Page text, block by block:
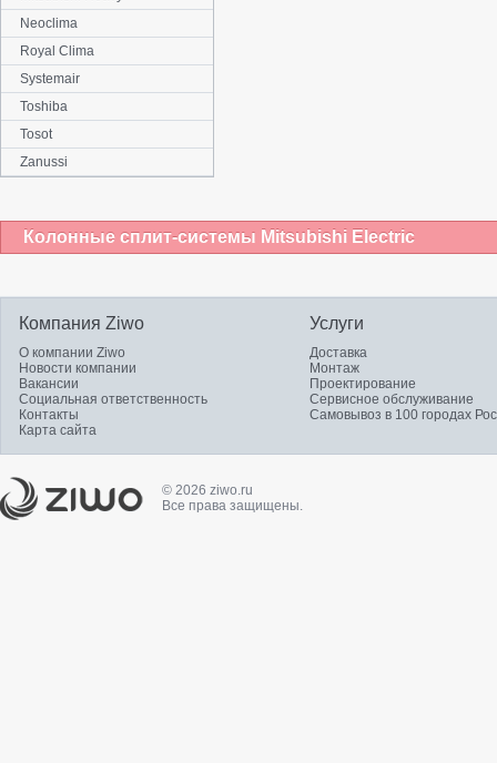
Neoclima
Royal Clima
Systemair
Toshiba
Tosot
Zanussi
Колонные сплит-системы Mitsubishi Electric
Компания Ziwo
О компании Ziwo
Новости компании
Вакансии
Социальная ответственность
Контакты
Карта сайта
Услуги
Доставка
Монтаж
Проектирование
Сервисное обслуживание
Самовывоз в 100 городах
© 2026 ziwo.ru
Все права защищены.